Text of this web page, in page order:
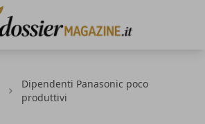
Dipendenti Panasonic poco
produttivi